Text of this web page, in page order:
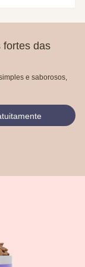
fortes das
e saborosos,